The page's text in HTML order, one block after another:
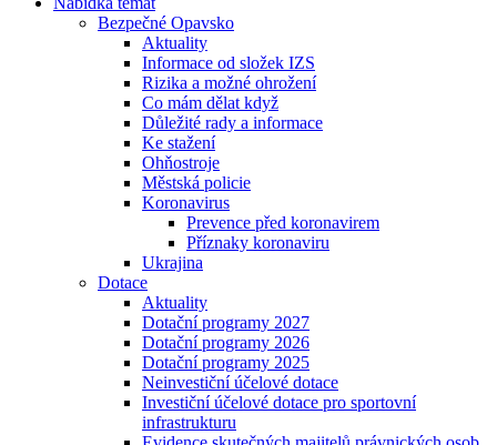
Bezpečné Opavsko
Aktuality
Informace od složek IZS
Rizika a možné ohrožení
Co mám dělat když
Důležité rady a informace
Ke stažení
Ohňostroje
Městská policie
Koronavirus
Prevence před koronavirem
Příznaky koronaviru
Ukrajina
Dotace
Aktuality
Dotační programy 2027
Dotační programy 2026
Dotační programy 2025
Neinvestiční účelové dotace
Investiční účelové dotace pro sportovní
infrastrukturu